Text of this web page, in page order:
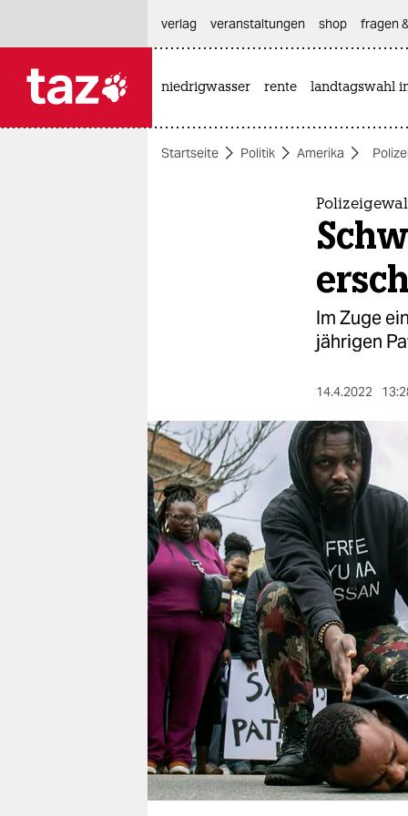
themen
nord
wahrheit
verlag
verlag
veranstaltungen
shop
fragen & hilfe
unterstützen
abo
genossenschaft
verlag
veranstaltungen shop fragen
niedrigwasser rente landtagswahl
Startseite Politik Amerika
Im Zuge
jährigen
14.4.2022